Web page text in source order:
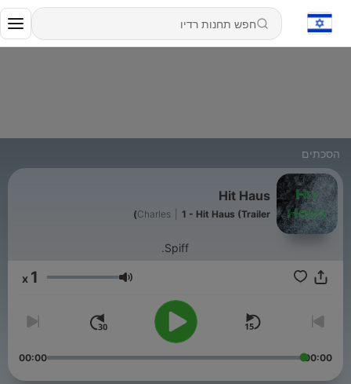
הסכתים
Hit Haus
Charles 1 - Hit Haus (Trailer)
Spiff.
עוצמת שמע 1
00:00
00:00